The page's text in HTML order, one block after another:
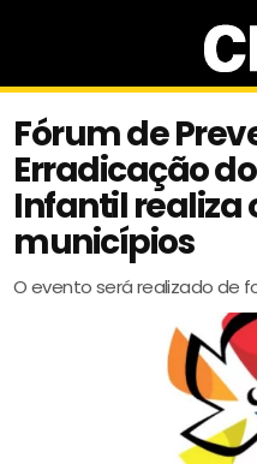
Fórum de
Erradicação
Infantil realiza
municípios
O evento será realizado de